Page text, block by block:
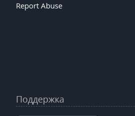
Report Abuse
Поддержка